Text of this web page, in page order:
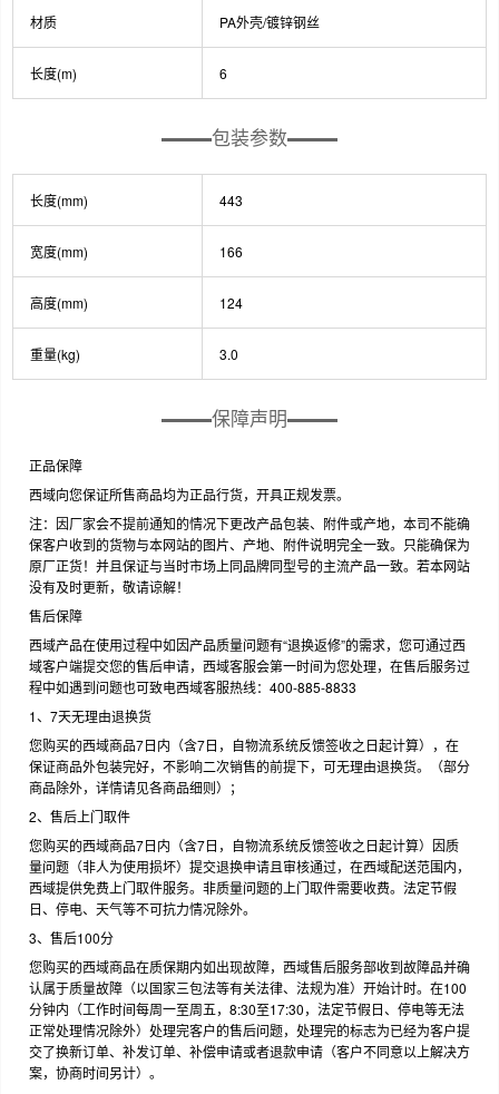
材质 PA外壳/镀锌钢丝
长度(m) 6
包装参数
长度(mm) 443
宽度(mm) 166
高度(mm) 124
重量(kg) 3.0
保障声明
正品保障
西域向您保证所售商品均为正品行货，开具正规发票。
注：因厂家会不提前通知的情况下更改产品包装、附件或产地，本司不能确
保客户收到的货物与本网站的图片、产地、附件说明完全一致。只能确保为
原厂正货！并且保证与当时市场上同品牌同型号的主流产品一致。若本网站
没有及时更新，敬请谅解！
售后保障
西域产品在使用过程中如因产品质量问题有“退换返修”的需求，您可通过西
域客户端提交您的售后申请，西域客服会第一时间为您处理，在售后服务过
程中如遇到问题也可致电西域客服热线：400-885-8833
1、7天无理由退换货
您购买的西域商品7日内（含7日，自物流系统反馈签收之日起计算），在
保证商品外包装完好，不影响二次销售的前提下，可无理由退换货。（部分
商品除外，详情请见各商品细则）；
2、售后上门取件
您购买的西域商品7日内（含7日，自物流系统反馈签收之日起计算）因质
量问题（非人为使用损坏）提交退换申请且审核通过，在西域配送范围内，
西域提供免费上门取件服务。非质量问题的上门取件需要收费。法定节假
日、停电、天气等不可抗力情况除外。
3、售后100分
您购买的西域商品在质保期内如出现故障，西域售后服务部收到故障品并确
认属于质量故障（以国家三包法等有关法律、法规为准）开始计时。在100
分钟内（工作时间每周一至周五，8:30至17:30，法定节假日、停电等无法
正常处理情况除外）处理完客户的售后问题，处理完的标志为已经为客户提
交了换新订单、补发订单、补偿申请或者退款申请（客户不同意以上解决方
案，协商时间另计）。